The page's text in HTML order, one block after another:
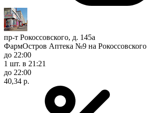
пр-т Рокоссовского, д. 145а
ФармОстров Аптека №9 на Рокоссовского
до 22:00
1 шт. в 21:21
до 22:00
40,34 р.